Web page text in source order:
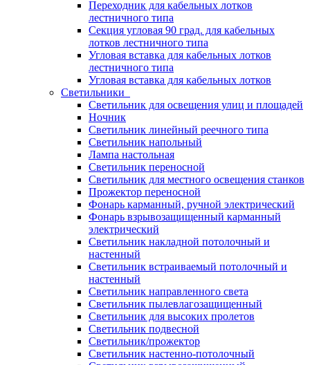
Переходник для кабельных лотков
лестничного типа
Секция угловая 90 град. для кабельных
лотков лестничного типа
Угловая вставка для кабельных лотков
лестничного типа
Угловая вставка для кабельных лотков
Светильники
Светильник для освещения улиц и площадей
Ночник
Светильник линейный реечного типа
Светильник напольный
Лампа настольная
Светильник переносной
Светильник для местного освещения станков
Прожектор переносной
Фонарь карманный, ручной электрический
Фонарь взрывозащищенный карманный
электрический
Светильник накладной потолочный и
настенный
Светильник встраиваемый потолочный и
настенный
Светильник направленного света
Светильник пылевлагозащищенный
Светильник для высоких пролетов
Светильник подвесной
Светильник/прожектор
Светильник настенно-потолочный